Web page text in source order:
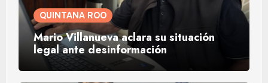
QUINTANA ROO
Mario Villanueva aclara su situación
legal ante desinformación